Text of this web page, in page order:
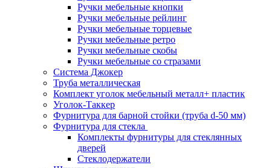
Ручки мебельные кнопки
Ручки мебельные рейлинг
Ручки мебельные торцевые
Ручки мебельные ретро
Ручки мебельные скобы
Ручки мебельные со стразами
Система Джокер
Труба металлическая
Комплект уголок мебельный металл+ пластик
Уголок-Таккер
Фурнитура для барной стойки (труба d-50 мм)
Фурнитура для стекла
Комплекты фурнитуры для стеклянных
дверей
Стеклодержатели